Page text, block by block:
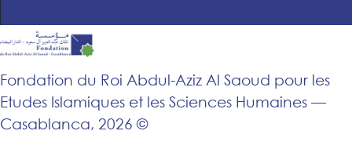
Fondation du Roi Abdul-Aziz Al Saoud pour les
Etudes Islamiques et les Sciences Humaines —
Casablanca, 2026 ©